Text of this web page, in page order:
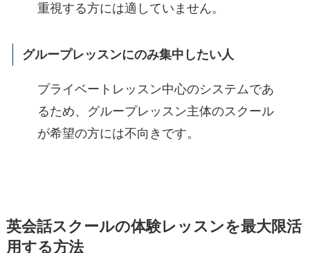
重視する方には適していません。
グループレッスンにのみ集中したい人
プライベートレッスン中心のシステムであ
るため、グループレッスン主体のスクール
が希望の方には不向きです。
英会話スクールの体験レッスンを最大限活
用する方法